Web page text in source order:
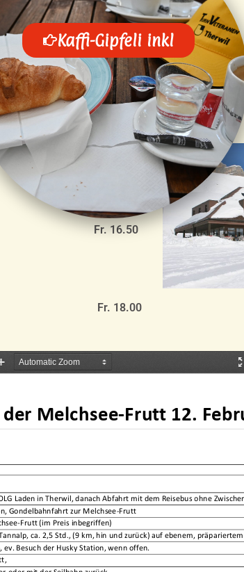
Tannalp Winterwanderweg
Fr. 16.50
Fr. 18.00
Kaffi-Gipfeli inkl